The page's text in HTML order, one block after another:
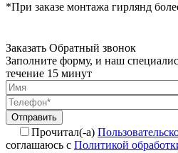
*При заказе монтажа гирлянд
Заказать Обратный звонок
Заполните форму, и наш
течение 15 минут
Отправить
Прочитал(-а)
соглашаюсь с Политикой